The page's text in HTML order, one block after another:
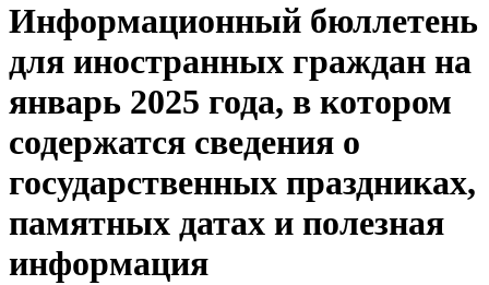
Информационный бюллетень
для иностранных граждан на
январь 2025 года, в котором
содержатся сведения о
государственных праздниках,
памятных датах и полезная
информация